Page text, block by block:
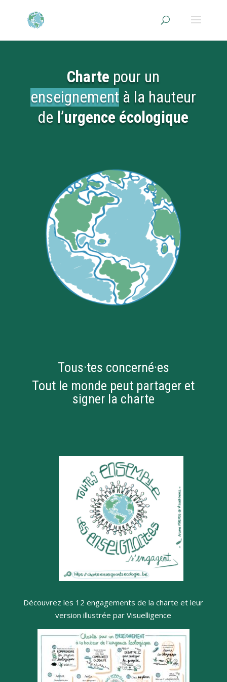
Charte pour un
enseignement à la hauteur
de l’urgence écologique
Tous·tes concerné·es
Tout le monde peut partager et
signer la charte
Découvrez les 12 engagements de la charte et leur
version illustrée par Visuelligence